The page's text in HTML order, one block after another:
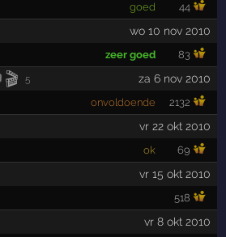
goed 44
wo 10 nov 2010
zeer goed 83
🎬 5 za 6 nov 2010
onvoldoende 2132
vr 22 okt 2010
ok 69
vr 15 okt 2010
518
vr 8 okt 2010